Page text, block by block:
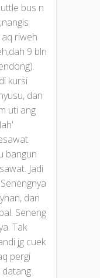
bus n
riweh
9 bln
kursi
dan
uti ang
bangun
Jadi
dan
Seneng
Tak
jg cuek
pergi
datang